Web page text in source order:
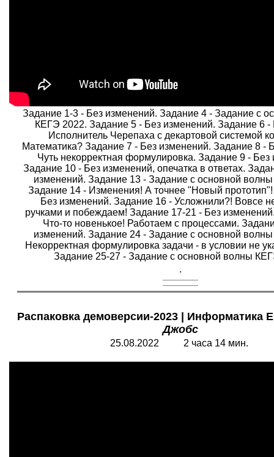
Задание 1-3 - Без изменений. Задание 4 - Задание с
КЕГЭ 2022. Задание 5 - Без изменений. Задание 6
Исполнитель Черепаха с декартовой системой
Математика? Задание 7 - Без изменений. Задание 8 -
Чуть некорректная формулировка. Задание 9 - Без
Задание 10 - Без изменений, опечатка в ответах.
изменений. Задание 13 - Задание с основной
Задание 14 - Изменения! А точнее "Новый
Без изменений. Задание 16 - Усложнили?! Вовсе
ручками и побеждаем! Задание 17-21 - Без
Что-то новенькое! Работаем с процессами.
изменений. Задание 24 - Задание с основной
Некорректная формулировка задачи - в условии не
Задание 25-27 - Задание с основной волны
.
Распаковка демоверсии-2023 | Информатика
Джобс
25.08.2022 2 часа 14 мин.